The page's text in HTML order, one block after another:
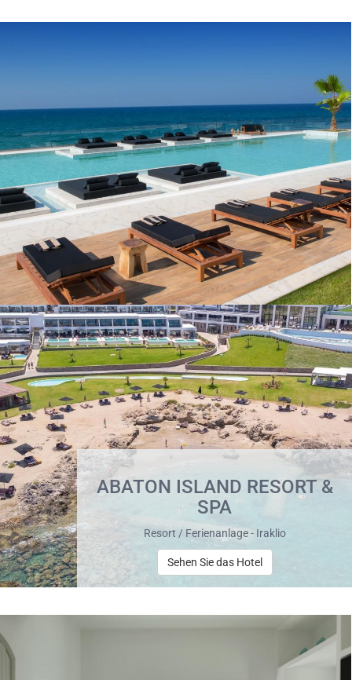
ABATON ISLAND RESORT &
SPA
Resort / Ferienanlage - Iraklio
Sehen Sie das Hotel